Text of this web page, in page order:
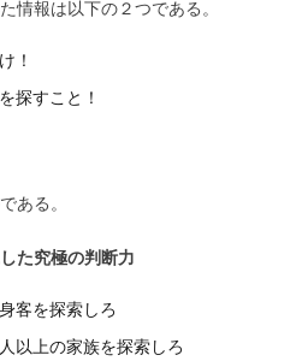
情報は以下の２つである。
！
探すこと！
ある。
た究極の判断力
客を探索しろ
以上の家族を探索しろ